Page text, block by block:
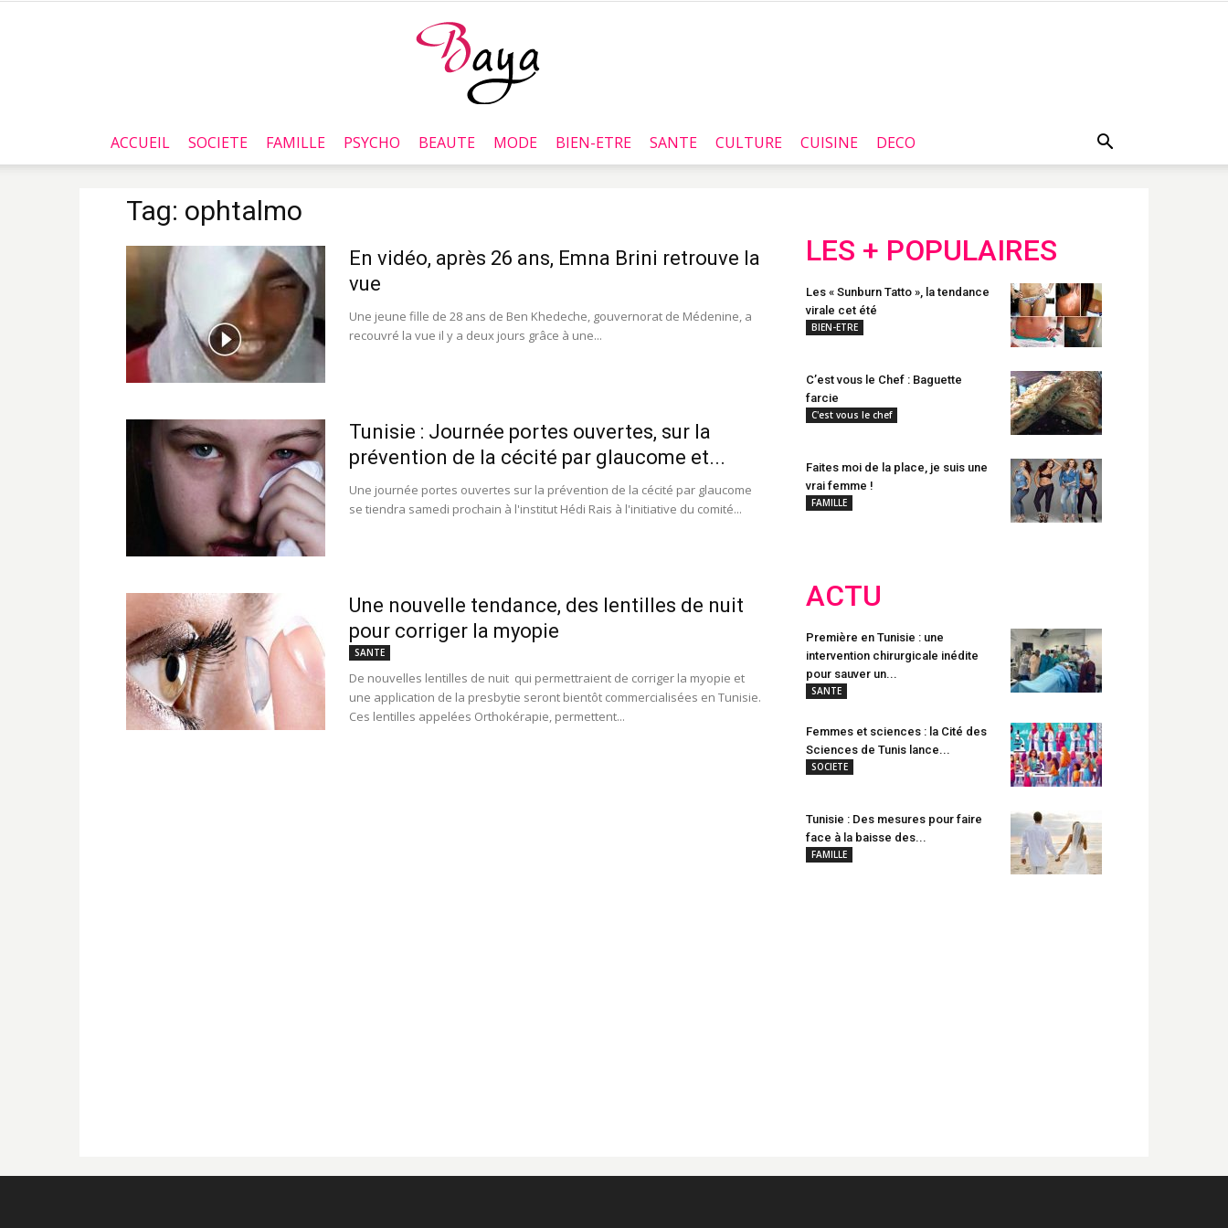
Baya.tn
ACCUEIL SOCIETE FAMILLE PSYCHO BEAUTE MODE BIEN-ETRE SANTE CULTURE CUISINE DECO
Tag: ophtalmo
En vidéo, après 26 ans, Emna Brini retrouve la
vue
Une jeune fille de 28 ans de Ben Khedeche, gouvernorat de Médenine, a
recouvré la vue il y a deux jours grâce à une...
Tunisie : Journée portes ouvertes, sur la
prévention de la cécité par glaucome et...
Une journée portes ouvertes sur la prévention de la cécité par glaucome
se tiendra samedi prochain à l'institut Hédi Rais à l'initiative du comité...
Une nouvelle tendance, des lentilles de nuit
pour corriger la myopie
SANTE
De nouvelles lentilles de nuit qui permettraient de corriger la myopie et
une application de la presbytie seront bientôt commercialisées en Tunisie.
Ces lentilles appelées Orthokérapie, permettent...
LES + POPULAIRES
Les « Sunburn Tatto », la tendance
virale cet été
BIEN-ETRE
C’est vous le Chef : Baguette
farcie
C'est vous le chef
Faites moi de la place, je suis une
vrai femme !
FAMILLE
ACTU
Première en Tunisie : une
intervention chirurgicale inédite
pour sauver un...
SANTE
Femmes et sciences : la Cité des
Sciences de Tunis lance...
SOCIETE
Tunisie : Des mesures pour faire
face à la baisse des...
FAMILLE